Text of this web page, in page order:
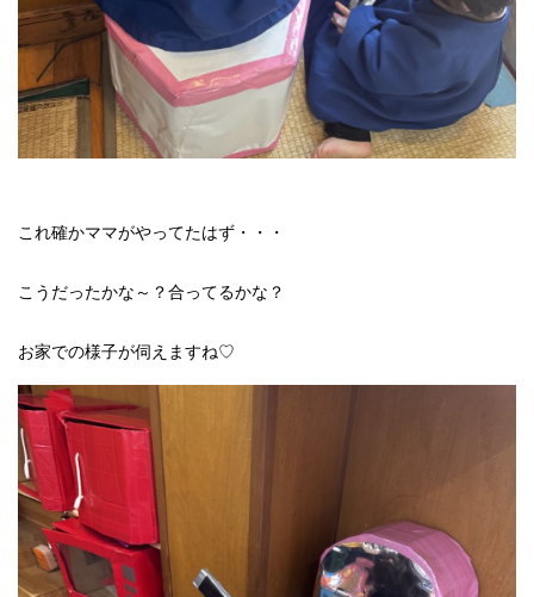
これ確かママがやってたはず・・・
こうだったかな～？合ってるかな？
お家での様子が伺えますね♡